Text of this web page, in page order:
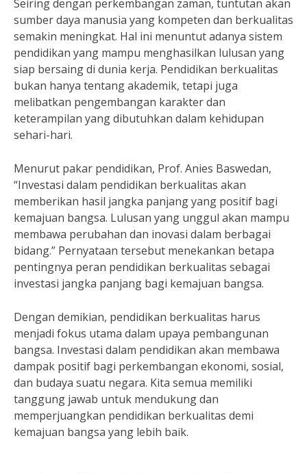
Seiring dengan perkembangan zaman, tuntutan akan
sumber daya manusia yang kompeten dan berkualitas
semakin meningkat. Hal ini menuntut adanya sistem
pendidikan yang mampu menghasilkan lulusan yang
siap bersaing di dunia kerja. Pendidikan berkualitas
bukan hanya tentang akademik, tetapi juga
melibatkan pengembangan karakter dan
keterampilan yang dibutuhkan dalam kehidupan
sehari-hari.
Menurut pakar pendidikan, Prof. Anies Baswedan,
“Investasi dalam pendidikan berkualitas akan
memberikan hasil jangka panjang yang positif bagi
kemajuan bangsa. Lulusan yang unggul akan mampu
membawa perubahan dan inovasi dalam berbagai
bidang.” Pernyataan tersebut menekankan betapa
pentingnya peran pendidikan berkualitas sebagai
investasi jangka panjang bagi kemajuan bangsa.
Dengan demikian, pendidikan berkualitas harus
menjadi fokus utama dalam upaya pembangunan
bangsa. Investasi dalam pendidikan akan membawa
dampak positif bagi perkembangan ekonomi, sosial,
dan budaya suatu negara. Kita semua memiliki
tanggung jawab untuk mendukung dan
memperjuangkan pendidikan berkualitas demi
kemajuan bangsa yang lebih baik.